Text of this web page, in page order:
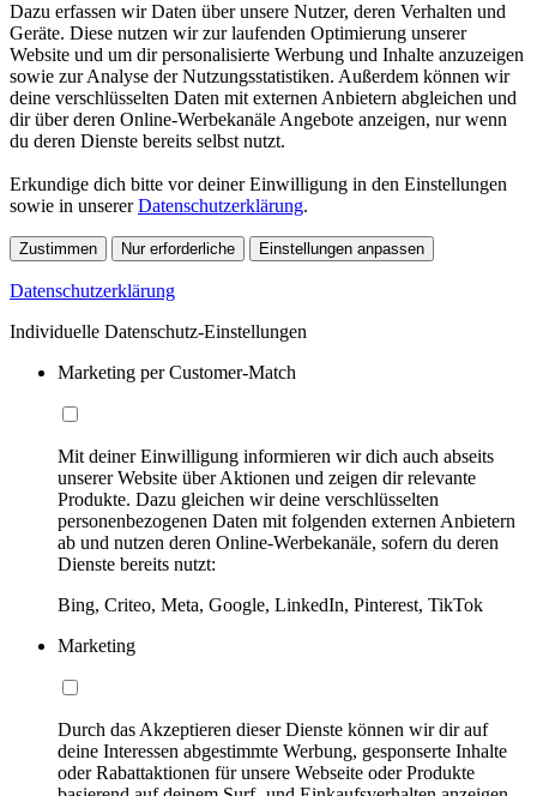
Dazu erfassen wir Daten über unsere Nutzer, deren Verhalten und
Geräte. Diese nutzen wir zur laufenden Optimierung unserer
Website und um dir personalisierte Werbung und Inhalte anzuzeigen
sowie zur Analyse der Nutzungsstatistiken. Außerdem können wir
deine verschlüsselten Daten mit externen Anbietern abgleichen und
dir über deren Online-Werbekanäle Angebote anzeigen, nur wenn
du deren Dienste bereits selbst nutzt.
Erkundige dich bitte vor deiner Einwilligung in den Einstellungen
sowie in unsererDatenschutzerklärung.
Zustimmen Nur erforderliche Einstellungen anpassen
Datenschutzerklärung
Individuelle Datenschutz-Einstellungen
Marketing per Customer-Match
Mit deiner Einwilligung informieren wir dich auch abseits
unserer Website über Aktionen und zeigen dir relevante
Produkte. Dazu gleichen wir deine verschlüsselten
personenbezogenen Daten mit folgenden externen Anbietern
ab und nutzen deren Online-Werbekanäle, sofern du deren
Dienste bereits nutzt:
Bing, Criteo, Meta, Google, LinkedIn, Pinterest, TikTok
Marketing
Durch das Akzeptieren dieser Dienste können wir dir auf
deine Interessen abgestimmte Werbung, gesponserte Inhalte
oder Rabattaktionen für unsere Webseite oder Produkte